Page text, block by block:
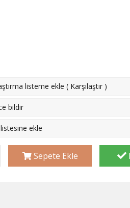
listeme ekle ( Karşılaştır )
bildir
ekle
Sepete Ekle